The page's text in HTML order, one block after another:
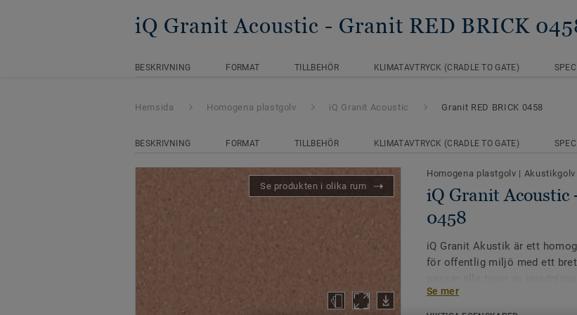
iQ Granit Acoustic - Granit RED BRICK
BESKRIVNING FORMAT TILLBEHÖR KLIMATAVTRYCK (CRADLE TO GATE)
Hemsida Homogena plastgolv iQ Granit Acoustic Granit RED BRICK 0458
BESKRIVNING FORMAT TILLBEHÖR KLIMATAVTRYCK (CRADLE TO GATE)
Se produkten i olika rum
Homogena plastgolv | Akustikgolv
iQ Granit Acoustic
0458
iQ Granit Akustik är ett
för offentlig miljö med ett
Stegljudsförbättringsvärde ca
med iQ PUR. Kollektionen
Se mer